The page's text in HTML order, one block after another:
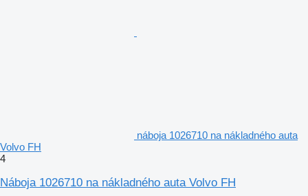
náboja 1026710 na nákladného auta
Volvo FH
4
Náboja 1026710 na nákladného auta Volvo FH